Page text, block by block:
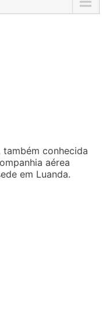
também conhecida
aérea
em Luanda.